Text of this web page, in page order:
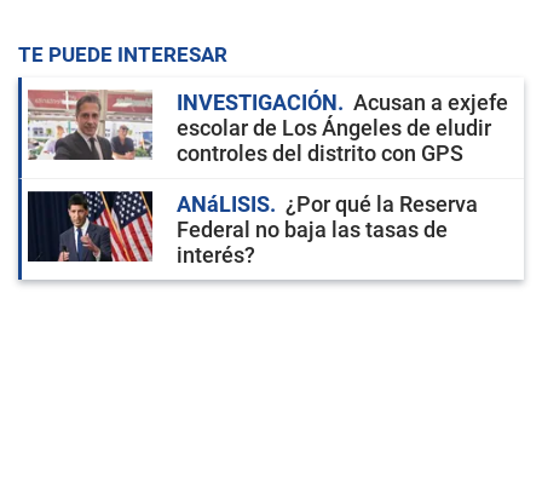
TE PUEDE INTERESAR
INVESTIGACIÓN
Acusan a exjefe
escolar de Los Ángeles de eludir
controles del distrito con GPS
ANáLISIS
¿Por qué la Reserva
Federal no baja las tasas de
interés?